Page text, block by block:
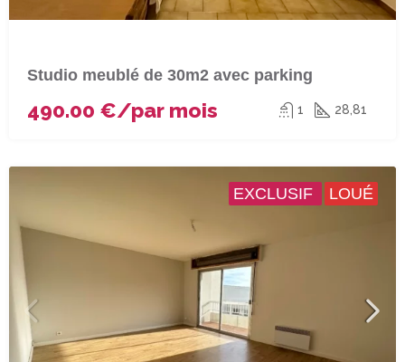
Studio meublé de 30m2 avec parking
490.00 €/par mois 1 28,81
EXCLUSIF LOUÉ